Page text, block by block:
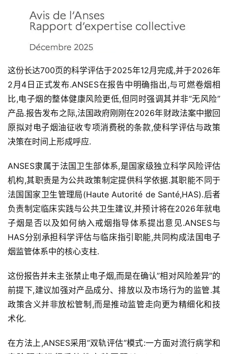
这份长达700页的科学评估于2025年12月完成,并于2026年
2月4日正式发布.ANSES在报告中明确指出,与可燃卷烟相
比,电子烟的整体健康风险更低,但同时强调其并非”无风险”
产品.报告发布之际,法国政府刚刚在2026年财政法案中撤回
原拟对电子烟油征收专项消费税的条款,使科学评估与政策
决策在时间上形成呼应.
ANSES隶属于法国卫生部体系,是国家级独立科学风险评估
机构,其职责是为公共政策制定提供科学依据.其职能不同于
法国国家卫生管理局(Haute Autorité de Santé,HAS).后者
负责制定临床实践与公共卫生建议,并预计将在2026年就电
子烟是否以及如何纳入戒烟指导体系提出意见.ANSES与
HAS分别承担科学评估与临床指引职能,共同构成法国电子
烟监管体系中的核心支柱.
这份报告并未主张禁止电子烟,而是在确认”相对风险差异”的
前提下,建议加强对产品成分、排放以及市场行为的监管.其
政策含义并非放松管制,而是推动监管走向更为精细化和技
术化.
在方法上,ANSES采用”双轨评估”模式:一方面对流行病学和